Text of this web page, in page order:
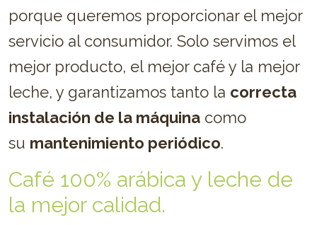
porque queremos proporcionar el mejor
servicio al consumidor. Solo servimos el
mejor producto, el mejor café y la mejor
leche, y garantizamos tanto la correcta
instalación de la máquina como
su mantenimiento periódico.
Café 100% arábica y leche de
la mejor calidad.